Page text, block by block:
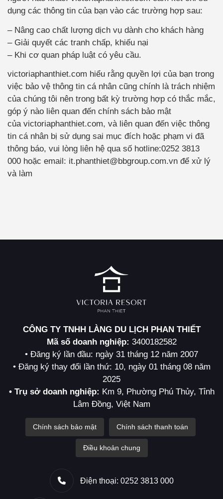
dụng các thông tin của bạn vào các trường hợp sau:
– Nâng cao chất lượng dịch vụ dành cho khách hàng
– Giải quyết các tranh chấp, khiếu nại
– Khi cơ quan pháp luật có yêu cầu.
victoriaphanthiet.com hiểu rằng quyền lợi của bạn trong
việc bảo vệ thông tin cá nhân cũng chính là trách nhiệm
của chúng tôi nên trong bất kỳ trường hợp có thắc mắc,
góp ý nào liên quan đến chính sách bảo mật
của victoriaphanthiet.com, và liên quan đến việc thông
tin cá nhân bị sử dụng sai mục đích hoặc phạm vi đã
thông báo, vui lòng liên hệ qua số hotline:0252 3813
000 hoặc email: it.phanthiet@bbgroup.com.vn để xử lý
và làm
CÔNG TY TNHH LÀNG DU LỊCH PHAN THIẾT
Mã số doanh nghiệp: 3400182582
• Đăng ký lần đầu: ngày 31 tháng 12 năm 2007
• Đăng ký thay đổi lần thứ: 10, ngày 01 tháng 08 năm
2025
• Trụ sở doanh nghiệp: Km 9, Phường Phú Thủy, Tỉnh
Lâm Đồng, Việt Nam
Chính sách bảo mật Chính sách thanh toán
Điều khoản chung
Điện thoại: 0252 3813 000